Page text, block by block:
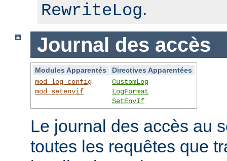
RewriteLog.
Journal des accès
Modules Apparentés
Directives Apparentées
mod_log_config
mod_setenvif
CustomLog
LogFormat
SetEnvIf
Le journal des accès au
toutes les requêtes que